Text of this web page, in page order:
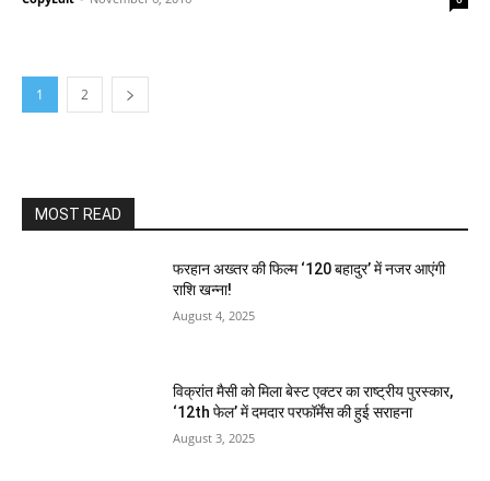
1 2
MOST READ
फरहान अख्तर की फिल्म ‘120 बहादुर’ में नजर आएंगी
राशि खन्ना!
August 4, 2025
विक्रांत मैसी को मिला बेस्ट एक्टर का राष्ट्रीय पुरस्कार,
‘12th फेल’ में दमदार परफॉर्मेंस की हुई सराहना
August 3, 2025